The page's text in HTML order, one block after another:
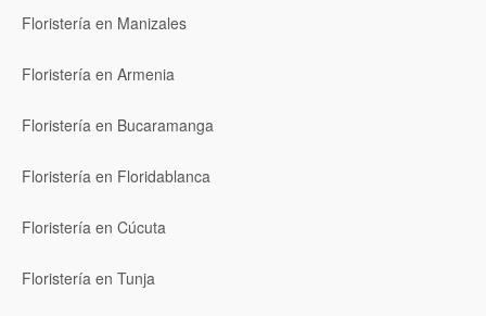
Floristería en Manizales
Floristería en Armenia
Floristería en Bucaramanga
Floristería en Floridablanca
Floristería en Cúcuta
Floristería en Tunja